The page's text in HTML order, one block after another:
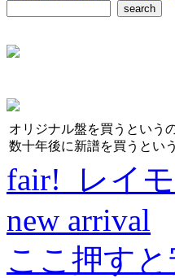
オリジナル盤を買うという
数十年後に新譜を買うとい
fair! レイ
new arrival
ここ押す